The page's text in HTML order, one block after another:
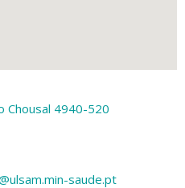
Chousal 4940-520
saude.pt